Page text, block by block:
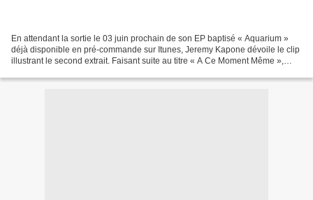
En attendant la sortie le 03 juin prochain de son EP baptisé « Aquarium »
déjà disponible en pré-commande sur Itunes, Jeremy Kapone dévoile le clip
illustrant le second extrait. Faisant suite au titre « A Ce Moment Même »,